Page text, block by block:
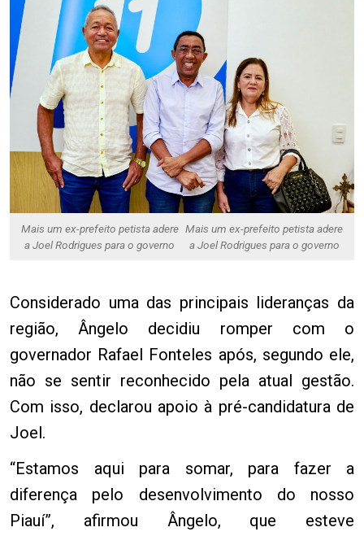
Mais um ex-prefeito petista adere
a Joel Rodrigues para o governo
Mais um ex-prefeito petista adere
a Joel Rodrigues para o governo
Considerado uma das principais lideranças da
região, Ângelo decidiu romper com o
governador Rafael Fonteles após, segundo ele,
não se sentir reconhecido pela atual gestão.
Com isso, declarou apoio à pré-candidatura de
Joel.
“Estamos aqui para somar, para fazer a
diferença pelo desenvolvimento do nosso
Piauí”, afirmou Ângelo, que esteve